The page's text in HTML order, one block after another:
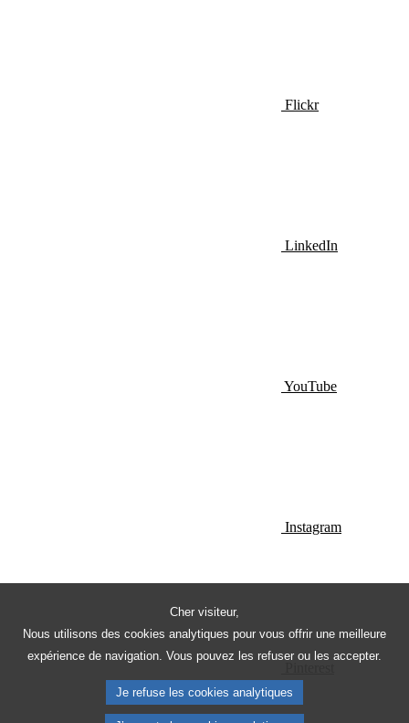
Cher visiteur,
Nous utilisons des cookies analytiques pour vous offrir une meilleure
expérience de navigation. Vous pouvez les refuser ou les accepter.
Je refuse les cookies analytiques
Flickr
LinkedIn
YouTube
Instagram